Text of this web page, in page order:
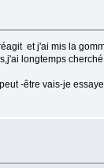
et j'ai mis la
longtemps
-être vais-je